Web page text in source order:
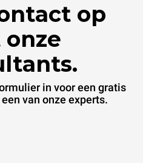
op
in voor een gratis
van onze experts.